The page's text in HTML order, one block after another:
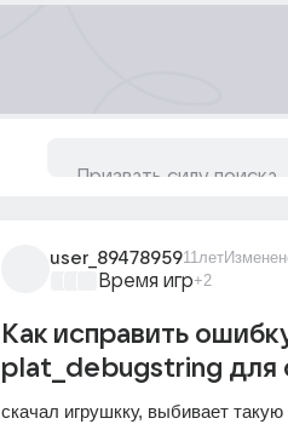
user_8947895911лет
Время игр+2
Как исправить
plat_debugstring для
скачал игрушкку, выбивает